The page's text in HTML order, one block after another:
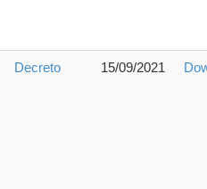
Decreto 15/09/2021